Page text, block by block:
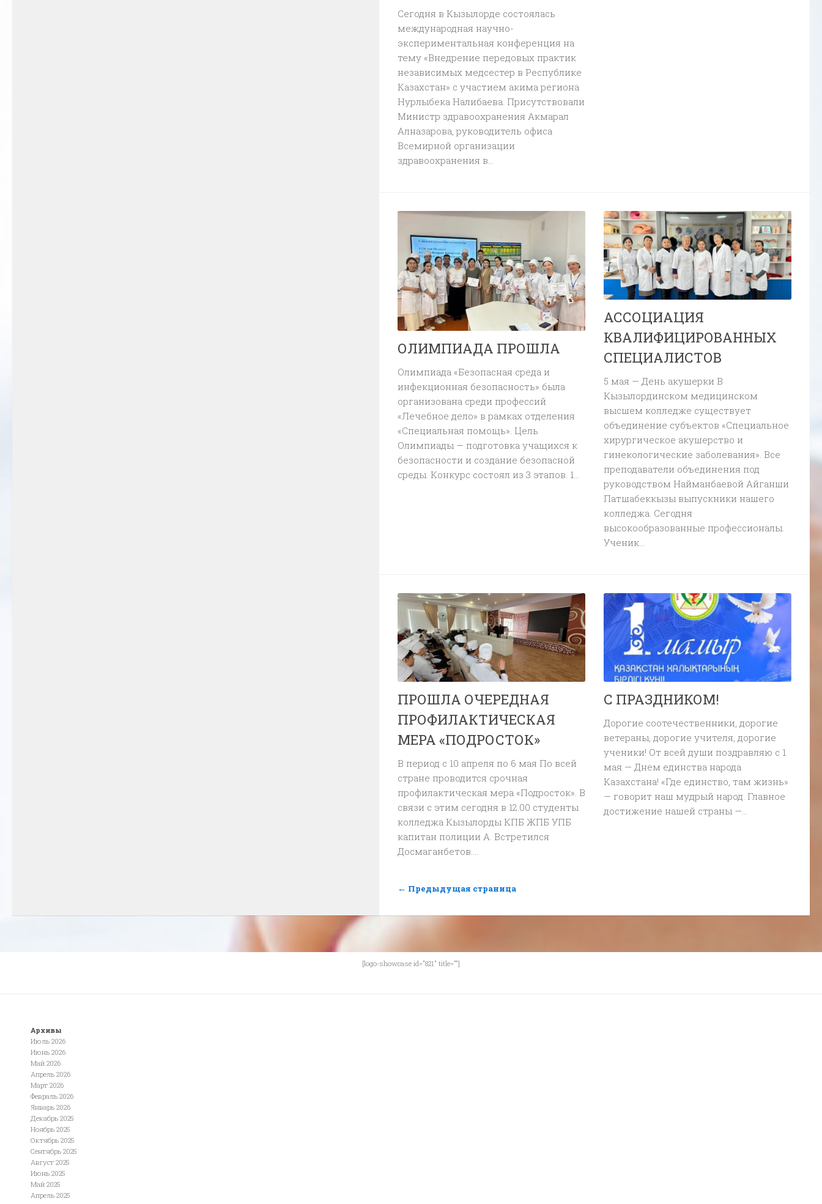
Сегодня в Кызылорде состоялась
международная научно-
экспериментальная конференция на
тему «Внедрение передовых практик
независимых медсестер в Республике
Казахстан» с участием акима региона
Нурлыбека Налибаева. Присутствовали
Министр здравоохранения Акмарал
Алназарова, руководитель офиса
Всемирной организации
здравоохранения в...
ОЛИМПИАДА ПРОШЛА
Олимпиада «Безопасная среда и
инфекционная безопасность» была
организована среди профессий
«Лечебное дело» в рамках отделения
«Специальная помощь». Цель
Олимпиады — подготовка учащихся к
безопасности и создание безопасной
среды. Конкурс состоял из 3 этапов. 1...
АССОЦИАЦИЯ
КВАЛИФИЦИРОВАННЫХ
СПЕЦИАЛИСТОВ
5 мая — День акушерки В
Кызылординском медицинском
высшем колледже существует
объединение субъектов «Специальное
хирургическое акушерство и
гинекологические заболевания». Все
преподаватели объединения под
руководством Найманбаевой Айганши
Патшабеккызы выпускники нашего
колледжа. Сегодня
высокообразованные профессионалы.
Ученик...
ПРОШЛА ОЧЕРЕДНАЯ
ПРОФИЛАКТИЧЕСКАЯ
МЕРА «ПОДРОСТОК»
В период с 10 апреля по 6 мая По всей
стране проводится срочная
профилактическая мера «Подросток». В
связи с этим сегодня в 12.00 студенты
колледжа Кызылорды КПБ ЖПБ УПБ
капитан полиции А. Встретился
Досмаганбетов....
С ПРАЗДНИКОМ!
Дорогие соотечественники, дорогие
ветераны, дорогие учителя, дорогие
ученики! От всей души поздравляю с 1
мая — Днем единства народа
Казахстана! «Где единство, там жизнь»
— говорит наш мудрый народ. Главное
достижение нашей страны —...
← Предыдущая страница
[logo-showcase id="821" title=""]
Архивы
Июль 2026
Июнь 2026
Май 2026
Апрель 2026
Март 2026
Февраль 2026
Январь 2026
Декабрь 2025
Ноябрь 2025
Октябрь 2025
Сентябрь 2025
Август 2025
Июнь 2025
Май 2025
Апрель 2025